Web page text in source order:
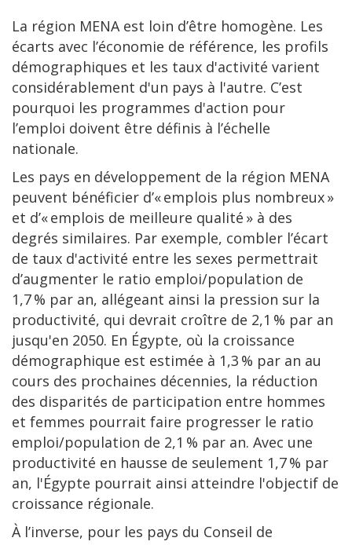
La région MENA est loin d’être homogène. Les
écarts avec l’économie de référence, les profils
démographiques et les taux d'activité varient
considérablement d'un pays à l'autre. C’est
pourquoi les programmes d'action pour
l’emploi doivent être définis à l’échelle
nationale.
Les pays en développement de la région MENA
peuvent bénéficier d’« emplois plus nombreux »
et d’« emplois de meilleure qualité » à des
degrés similaires. Par exemple, combler l’écart
de taux d'activité entre les sexes permettrait
d’augmenter le ratio emploi/population de
1,7 % par an, allégeant ainsi la pression sur la
productivité, qui devrait croître de 2,1 % par an
jusqu'en 2050. En Égypte, où la croissance
démographique est estimée à 1,3 % par an au
cours des prochaines décennies, la réduction
des disparités de participation entre hommes
et femmes pourrait faire progresser le ratio
emploi/population de 2,1 % par an. Avec une
productivité en hausse de seulement 1,7 % par
an, l'Égypte pourrait ainsi atteindre l'objectif de
croissance régionale.
À l’inverse, pour les pays du Conseil de